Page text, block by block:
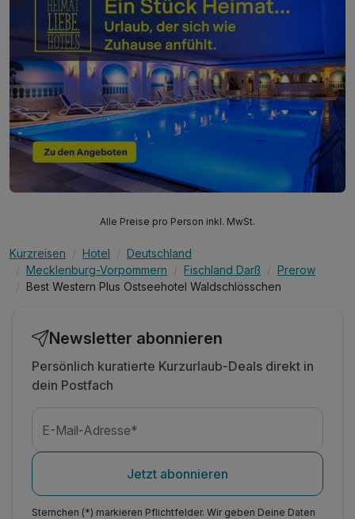
Alle Preise pro Person inkl. MwSt.
Kurzreisen Hotel
Deutschland
Mecklenburg-Vorpommern
Fischland Darß
Prerow
Best Western Plus Ostseehotel Waldschlösschen
Newsletter abonnieren
Persönlich kuratierte Kurzurlaub-Deals direkt in
dein Postfach
E-Mail-Adresse*
Jetzt abonnieren
Sternchen (*) markieren Pflichtfelder. Wir geben Deine Daten